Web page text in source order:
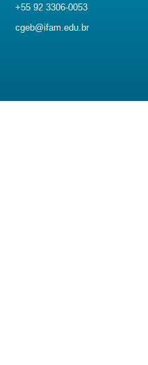
+55 92 3306-0053
cgeb@ifam.edu.br